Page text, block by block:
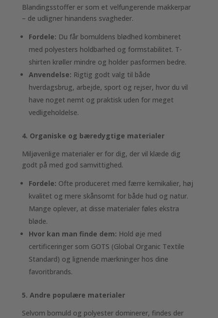
Blandingsstoffer er som et velfungerende makkerpar
– de udligner hinandens svagheder.
Fordele: Du får bomuldens blødhed kombineret
med polyesters holdbarhed og formstabilitet. T-
shirten krøller mindre og holder pasformen bedre.
Anvendelse: Rigtig godt valg til både
hverdagsbrug, arbejde, sport og rejser, hvor du vil
have noget nemt og praktisk uden for meget
vedligeholdelse.
4. Organiske og bæredygtige materialer
Miljøvenlige materialer er for dig, der vil klæde dig
godt på med god samvittighed.
Fordele: Ofte produceret med færre kemikalier, høj
kvalitet og mere skånsomt for både hud og natur.
Mange oplever, at disse materialer føles ekstra
bløde.
Hvor kan man finde dem: Hold øje med
certificeringer som GOTS (Global Organic Textile
Standard) og lignende mærkninger hos dine
favoritbrands.
5. Andre populære materialer
Selvom bomuld og polyester dominerer, findes der